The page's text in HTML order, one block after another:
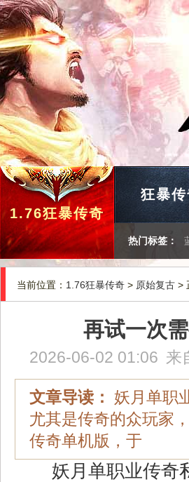
1.76狂暴传奇
狂暴传
热门标签：
当前位置： 1.76狂暴传奇 > 原始复古 >
再试一次
2026-06-02 01:06 来
文章导读： 妖月单职
尤其是传奇的众玩家
传奇单机版，于
妖月单职业传奇